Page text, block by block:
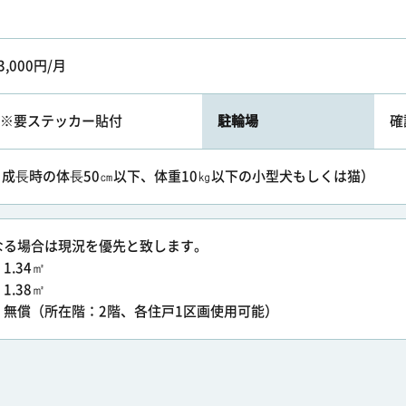
円/月
要ステッカー貼付 駐輪場 確
⻑時の体⻑50㎝以下、体重10㎏以下の小型犬もしくは猫）
場合は現況を優先と致します。
㎡
㎡
償（所在階：2階、各住戸1区画使用可能）